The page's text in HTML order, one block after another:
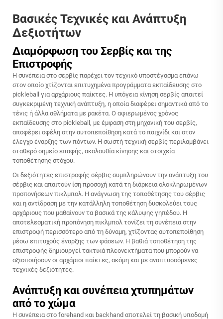
Βασικές Τεχνικές και Ανάπτυξη
Δεξιοτήτων
Διαμόρφωση του Σερβίς και της
Επιστροφής
Η συνέπεια στο σερβίς παρέχει τον τεχνικό υποστέγασμα επάνω
στον οποίο χτίζονται επιτυχημένα προγράμματα εκπαίδευσης στο
pickleball για αρχάριους παίκτες. Η υπόγεια κίνηση σερβίς απαιτεί
συγκεκριμένη τεχνική ανάπτυξη, η οποία διαφέρει σημαντικά από το
τένις ή άλλα αθλήματα με ρακέτα. Ο αφιερωμένος χρόνος
εκπαίδευσης στο pickleball, με έμφαση στη μηχανική του σερβίς,
αποφέρει οφέλη στην αυτοπεποίθηση κατά το παιχνίδι και στον
έλεγχο έναρξης των πόντων. Η σωστή τεχνική σερβίς περιλαμβάνει
σταθερό σημείο επαφής, ακολουθία κίνησης και στοιχεία
τοποθέτησης στόχου.
Οι δεξιότητες επιστροφής σέρβις συμπληρώνουν την ανάπτυξη του
σέρβις και απαιτούν ίση προσοχή κατά τη διάρκεια ολοκληρωμένων
προπονήσεων πικλμπολ. Η ανάγνωση της τοποθέτησης του σέρβις
και η αντίδραση με την κατάλληλη τοποθέτηση δυσκολεύει τους
αρχάριους που μαθαίνουν τα βασικά της κάλυψης γηπέδου. Η
αποτελεσματική προπόνηση πικλμπολ τονίζει τη συνέπεια στην
επιστροφή περισσότερο από τη δύναμη, χτίζοντας αυτοπεποίθηση
μέσω επιτυχούς έναρξης των φάσεων. Η βαθιά τοποθέτηση της
επιστροφής δημιουργεί τακτικά πλεονεκτήματα που μπορούν να
αξιοποιήσουν οι αρχάριοι παίκτες, ακόμη και με αναπτυσσόμενες
τεχνικές δεξιότητες.
Ανάπτυξη και συνέπεια χτυπημάτων
από το χώμα
Η συνέπεια στο forehand και backhand αποτελεί τη βασική υποδομή